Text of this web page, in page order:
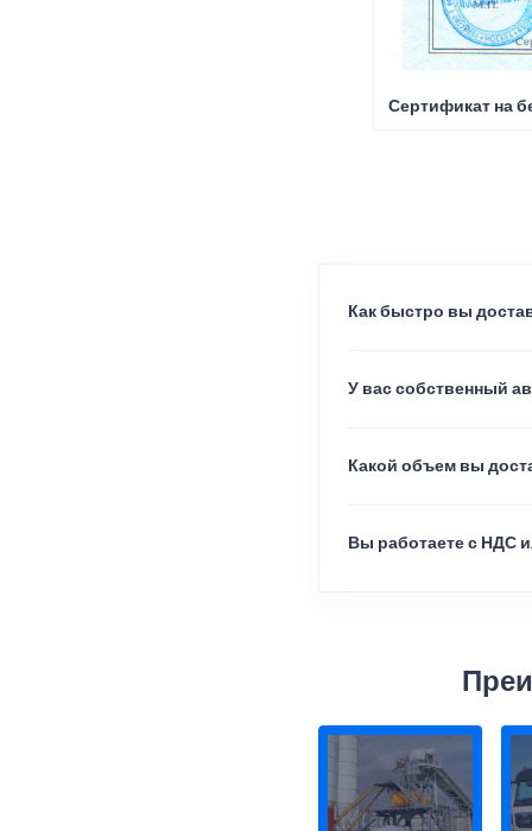
Сертификат на
Как быстро вы
У вас собственный
Какой объем вы
Вы работаете с НДС